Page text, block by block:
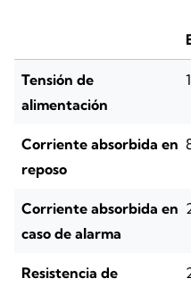
Tensión de
alimentación
Corriente absorbida en
reposo
Corriente absorbida en
caso de alarma
Resistencia de